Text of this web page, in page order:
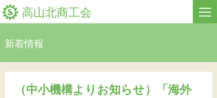
高山北商工会
新着情報
（中小機構よりお知らせ）「海外